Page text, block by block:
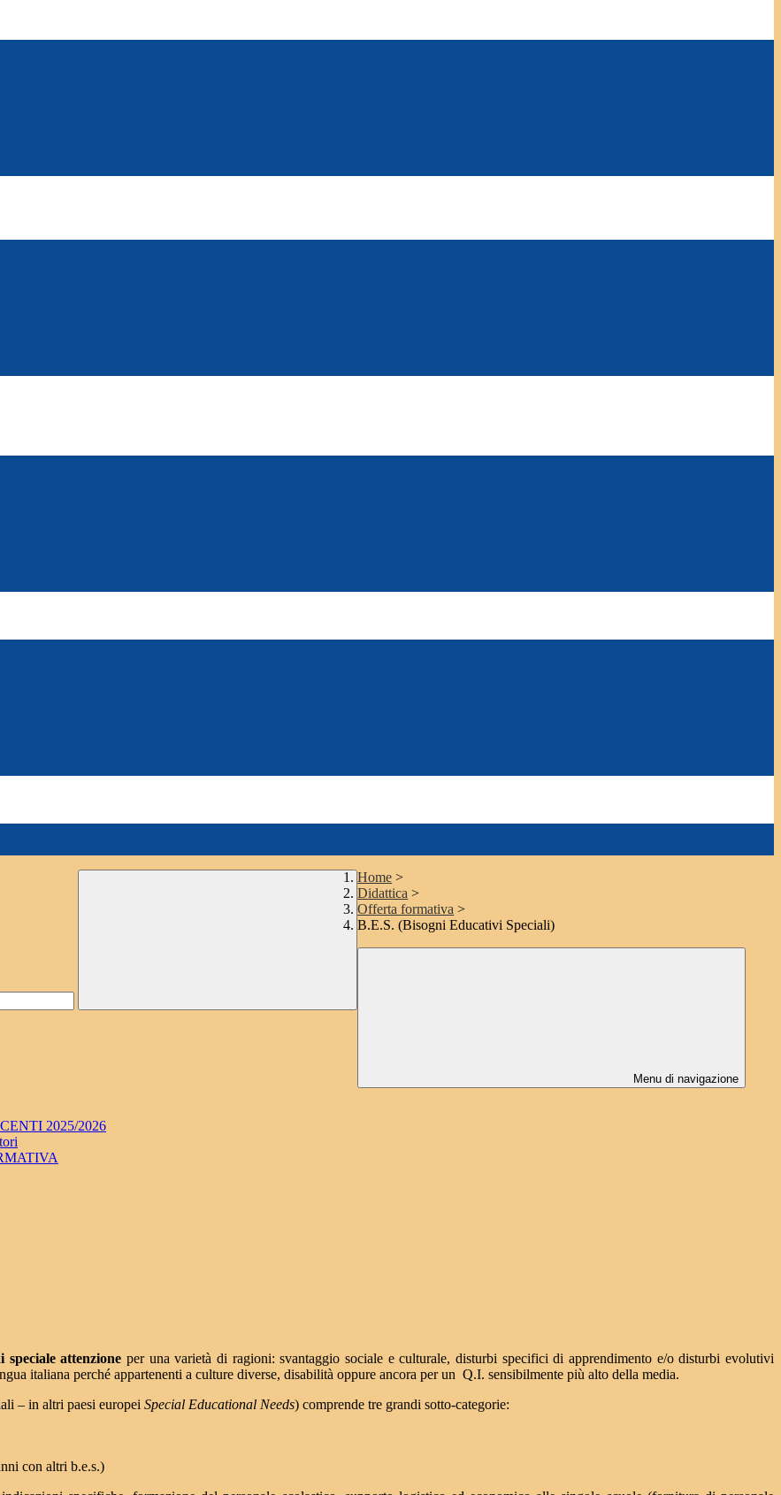
Home >
Didattica >
Offerta formativa >
B.E.S. (Bisogni Educativi Speciali)
Menu di navigazione
2025/2026
speciale attenzione per una varietà di ragioni: svantaggio sociale e culturale, disturbi specifici di apprendimento e/o disturbi evolutivi
italiana perché appartenenti a culture diverse, disabilità oppure ancora per un Q.I. sensibilmente più alto della media.
– in altri paesi europei Special Educational Needs) comprende tre grandi sotto-categorie:
con altri b.e.s.)